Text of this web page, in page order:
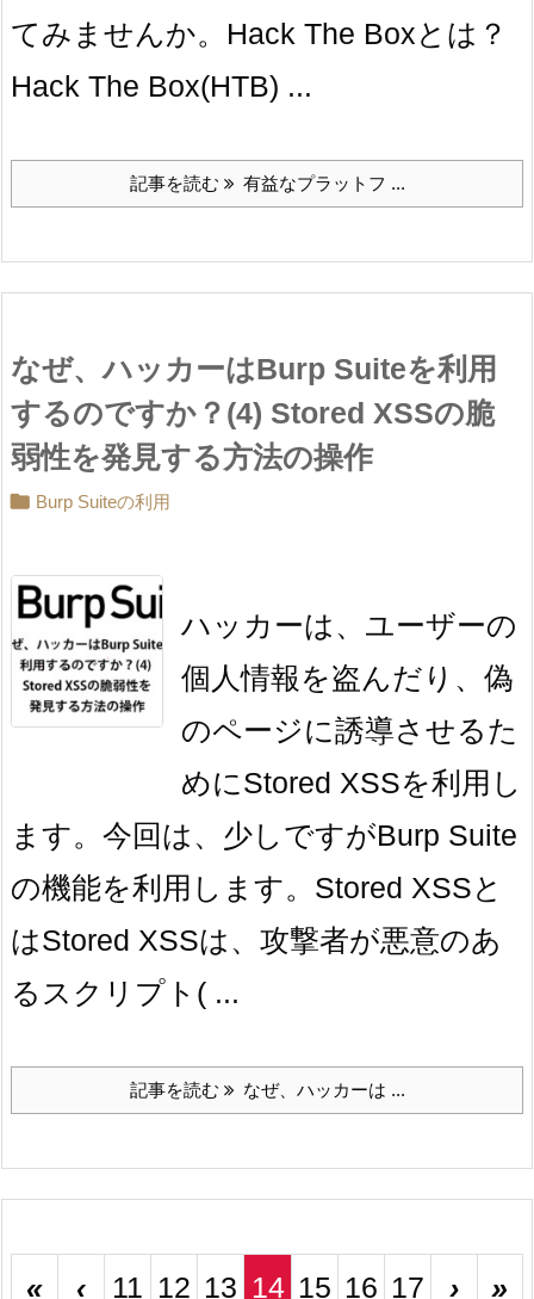
てみませんか。Hack The Boxとは？
Hack The Box(HTB) ...
記事を読む 有益なプラットフ ...
なぜ、ハッカーはBurp Suiteを利用
するのですか？(4) Stored XSSの脆
弱性を発見する方法の操作
 Burp Suiteの利用
ハッカーは、ユーザーの
個人情報を盗んだり、偽
のページに誘導させるた
めにStored XSSを利用し
ます。今回は、少しですがBurp Suite
の機能を利用します。Stored XSSと
はStored XSSは、攻撃者が悪意のあ
るスクリプト( ...
記事を読む なぜ、ハッカーは ...
« ‹ 11 12 13 14 15 16 17 › »